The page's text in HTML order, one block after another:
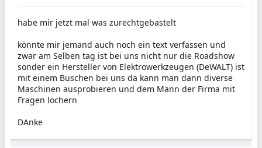
habe mir jetzt mal was zurechtgebastelt
könnte mir jemand auch noch ein text verfassen und
zwar am Selben tag ist bei uns nicht nur die Roadshow
sonder ein Hersteller von Elektrowerkzeugen (DeWALT) ist
mit einem Buschen bei uns da kann man dann diverse
Maschinen ausprobieren und dem Mann der Firma mit
Fragen löchern
DAnke